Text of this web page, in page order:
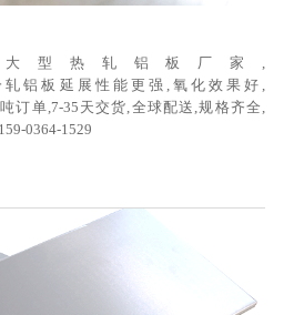
型热轧铝板厂家,
铝板延展性能更强,氧化效果好,
订单,7-35天交货,全球配送,规格齐全,
0364-1529